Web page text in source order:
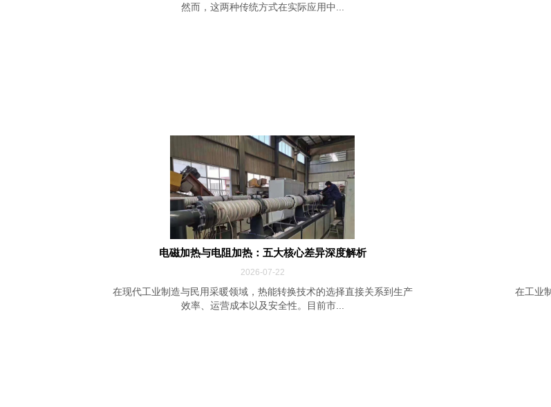
然而，这两种传统方式在实际应用中...
电磁加热与电阻加热：五大核心差异深度解析
2026-07-22
在现代工业制造与民用采暖领域，热能转换技术的选择直接关系到生产
效率、运营成本以及安全性。目前市...
在工业